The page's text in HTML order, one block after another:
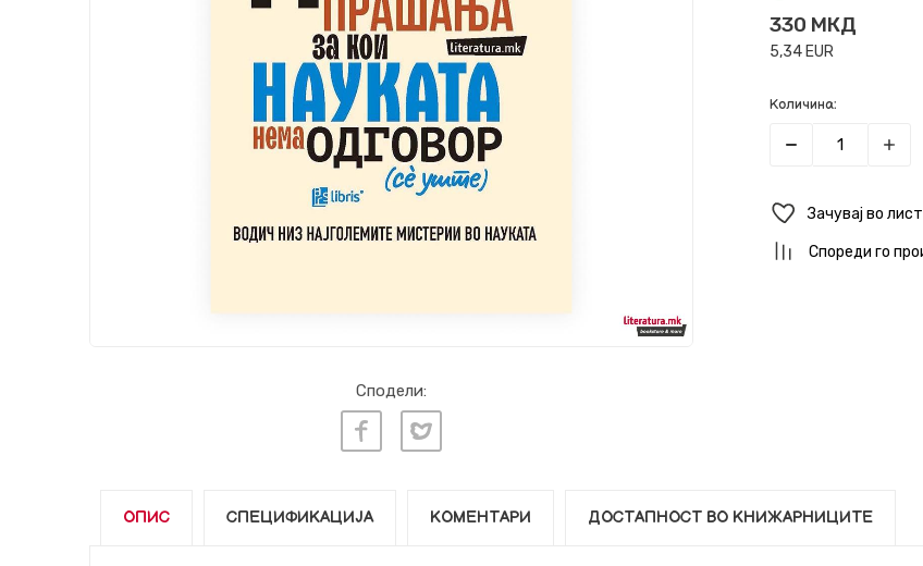
Сподели:
330 МКД
5,34EUR
Количина:
Зачувај во
Спореди го
ОПИС СПЕЦИФИКАЦИЈА КОМЕНТАРИ ДОСТАПНОСТ ВО КНИЖАРНИЦИТЕ